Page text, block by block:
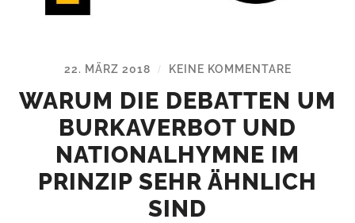
22. MÄRZ 2018 / KEINE KOMMENTARE
WARUM DIE DEBATTEN UM
BURKAVERBOT UND
NATIONALHYMNE IM
PRINZIP SEHR ÄHNLICH
SIND